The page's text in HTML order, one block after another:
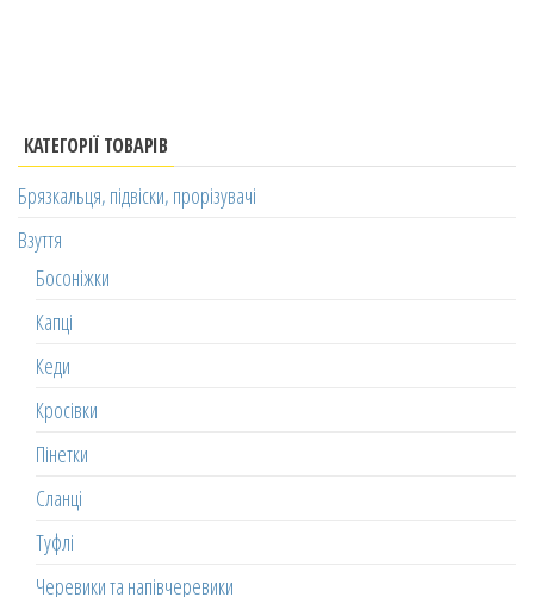
КАТЕГОРІЇ ТОВАРІВ
Брязкальця, підвіски, прорізувачі
Взуття
Босоніжки
Капці
Кеди
Кросівки
Пінетки
Сланці
Туфлі
Черевики та напівчеревики